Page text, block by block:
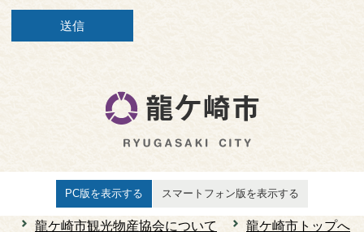
PC版を表示する スマートフォン版を表示する
龍ケ崎市観光物産協会について 龍ケ崎市トップへ